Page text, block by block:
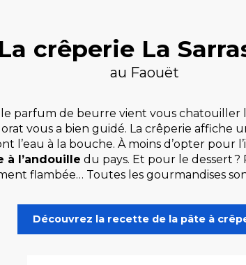
La crêperie La
au Faouët
parfum de beurre vient vous chatouiller
vous a bien guidé. La crêperie
l’eau à la bouche. À moins d’opter pour
à l’andouille du pays. Et pour le dessert ?
flambée… Toutes les gourmandises
Découvrez la recette de la pâte à